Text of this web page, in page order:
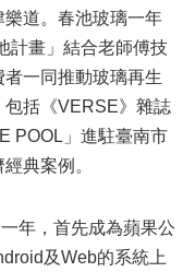
道。春池玻璃一年
計畫」結合老師傅技
一同推動玻璃再生
括《VERSE》雜誌
POOL」進駐臺南市
典案例。
年，首先成為蘋果公
及Web的系統上